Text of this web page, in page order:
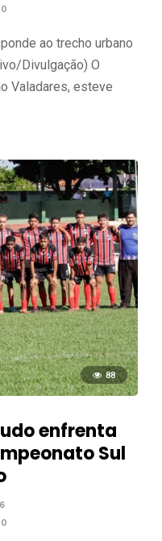
0
ao trecho urbano
Divulgação) O
Valadares, esteve
88
enfrenta
Sul
0